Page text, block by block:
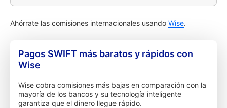
Ahórrate las comisiones internacionales usando Wise.
Pagos SWIFT más baratos y rápidos con
Wise
Wise cobra comisiones más bajas en comparación con la
mayoría de los bancos y su tecnología inteligente
garantiza que el dinero llegue rápido.